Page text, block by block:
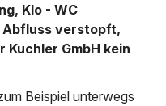
Klo - WC
verstopft,
GmbH kein
Beispiel unterwegs